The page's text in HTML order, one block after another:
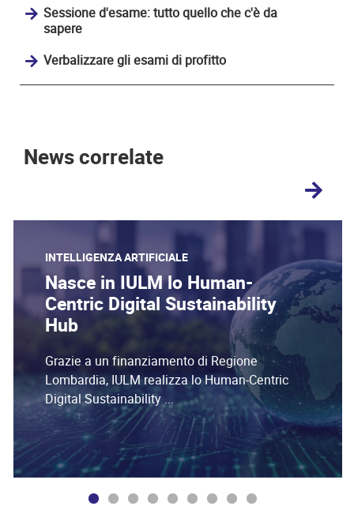
Sessione d'esame: tutto quello che c'è da
sapere
Verbalizzare gli esami di profitto
News correlate
INTELLIGENZA ARTIFICIALE
Nasce in IULM lo Human-
Centric Digital Sustainability
Hub
Grazie a un finanziamento di Regione
Lombardia, IULM realizza lo Human-Centric
Digital Sustainability ...